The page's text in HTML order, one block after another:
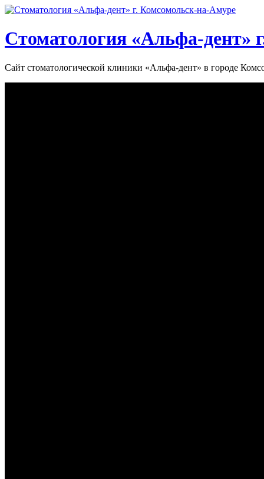
Стоматология «‎Альфа-дент»‎
Сайт стоматологической клиники «‎Альфа-дент» в городе